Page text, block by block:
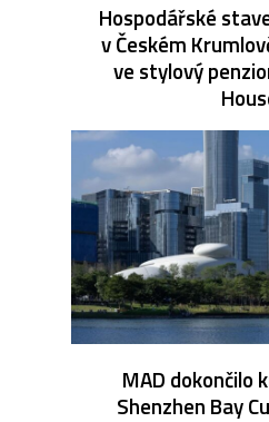
Hospodářské
v Českém
ve stylový
MAD dokončilo
Shenzhen Bay